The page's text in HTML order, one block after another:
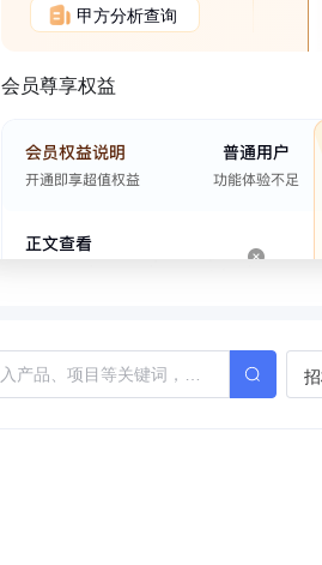
甲方分析查询
会员尊享权益